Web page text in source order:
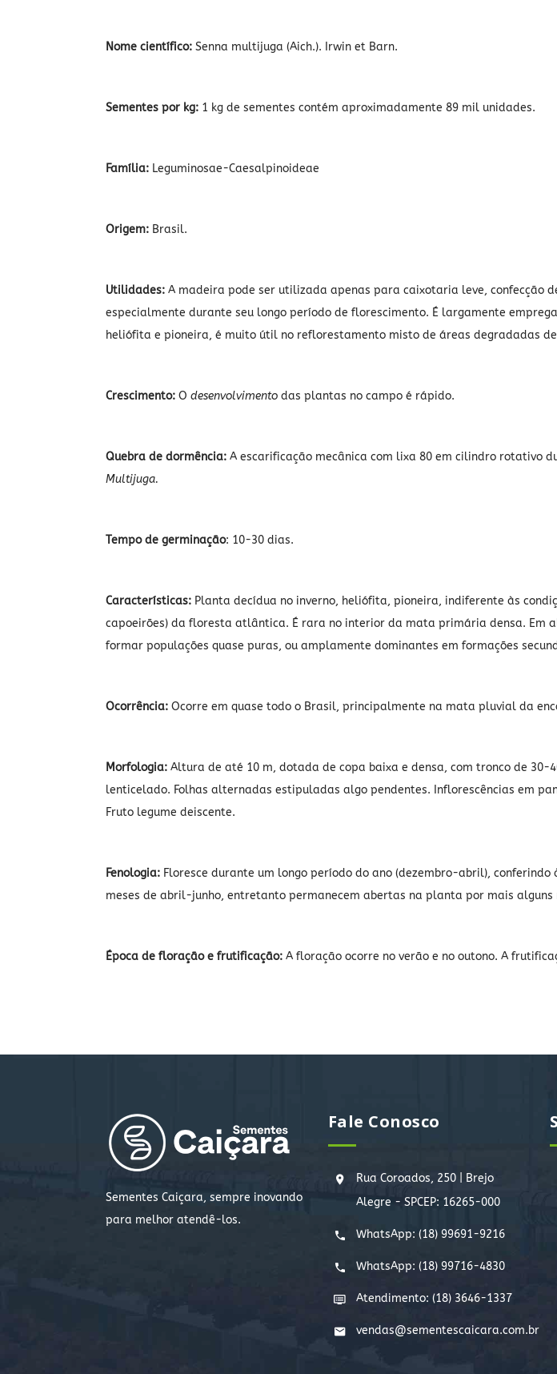
Nome científico: Senna multijuga (Aich.). Irwin et Barn.
Sementes por kg: 1 kg de sementes contém aproximadamente 89 mil unidades.
Família: Leguminosae-Caesalpinoideae
Origem: Brasil.
Utilidades: A madeira pode ser utilizada apenas para caixotaria leve, confecção
especialmente durante seu longo período de florescimento. É largamente
heliófita e pioneira, é muito útil no reflorestamento misto de áreas degradadas
Crescimento: O desenvolvimento das plantas no campo é rápido.
Quebra de dormência: A escarificação mecânica com lixa 80 em cilindro rotativo
Multijuga.
Tempo de germinação: 10-30 dias.
Características: Planta decídua no inverno, heliófita, pioneira, indiferente às
capoeirões) da floresta atlântica. É rara no interior da mata primária densa. Em
formar populações quase puras, ou amplamente dominantes em formações
Ocorrência: Ocorre em quase todo o Brasil, principalmente na mata pluvial da
Morfologia: Altura de até 10 m, dotada de copa baixa e densa, com tronco de
lenticelado. Folhas alternadas estipuladas algo pendentes. Inflorescências em
Fruto legume deiscente.
Fenologia: Floresce durante um longo período do ano (dezembro-abril),
meses de abril-junho, entretanto permanecem abertas na planta por mais alguns
Época de floração e frutificação: A floração ocorre no verão e no outono. A
Sementes Caiçara, sempre inovando
para melhor atendê-los.
Fale Conosco
Rua Coroados, 250 | Brejo
Alegre - SPCEP: 16265-000
WhatsApp: (18) 99691-9216
WhatsApp: (18) 99716-4830
Atendimento: (18) 3646-1337
vendas@sementescaicara.com.br